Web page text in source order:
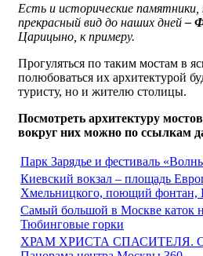
Есть и исторические памятники,
прекрасный вид до наших дней–
Царицыно, к примеру.
Прогуляться по таким мостам в
полюбоваться их архитектурой
туристу, но и жителю столицы.
Посмотреть архитектуру
вокруг них можно по ссылкам
Парк Зарядье и фестиваль
Киевский вокзал – площадь
Хмельницкого, поющий фонтан,
Самый большой в Москве каток
Тюбинговые горки
ХРАМ ХРИСТА СПАСИТЕЛЯ.